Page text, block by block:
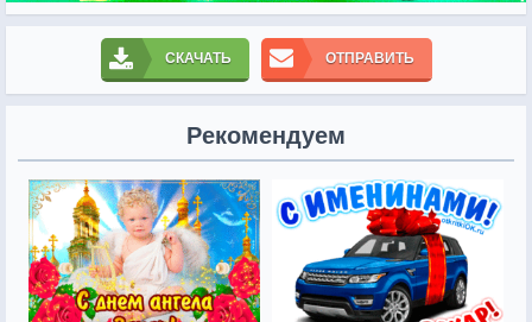
СКАЧАТЬ ОТПРАВИТЬ
Рекомендуем